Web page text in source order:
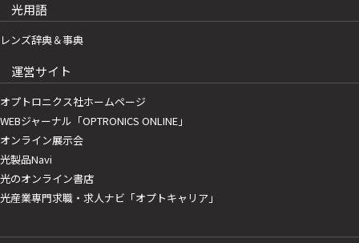
光用語
レンズ辞典＆事典
運営サイト
オプトロニクス社ホームページ
WEBジャーナル「OPTRONICS ONLINE」
オンライン展示会
光製品Navi
光のオンライン書店
光産業専門求職・求人ナビ「オプトキャリア」